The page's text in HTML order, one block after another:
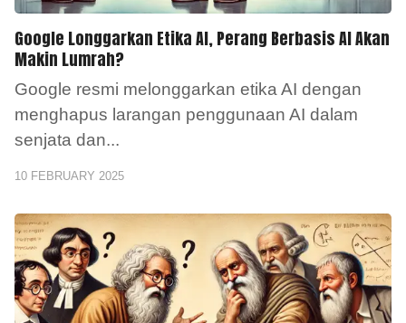
Google Longgarkan Etika AI, Perang Berbasis AI Akan
Makin Lumrah?
Google resmi melonggarkan etika AI dengan
menghapus larangan penggunaan AI dalam
senjata dan...
10 FEBRUARY 2025